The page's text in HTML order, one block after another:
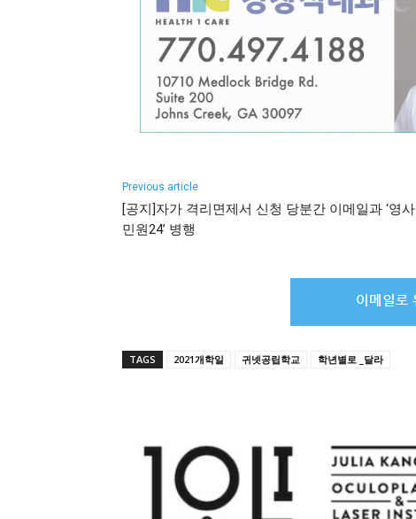
Previous article
[공지]자가 격리면제서 신청 당분간 이메일과 ‘영사
민원24’ 병행
TAGS 2021개학일 귀넷공립학교 학년별로 _달라